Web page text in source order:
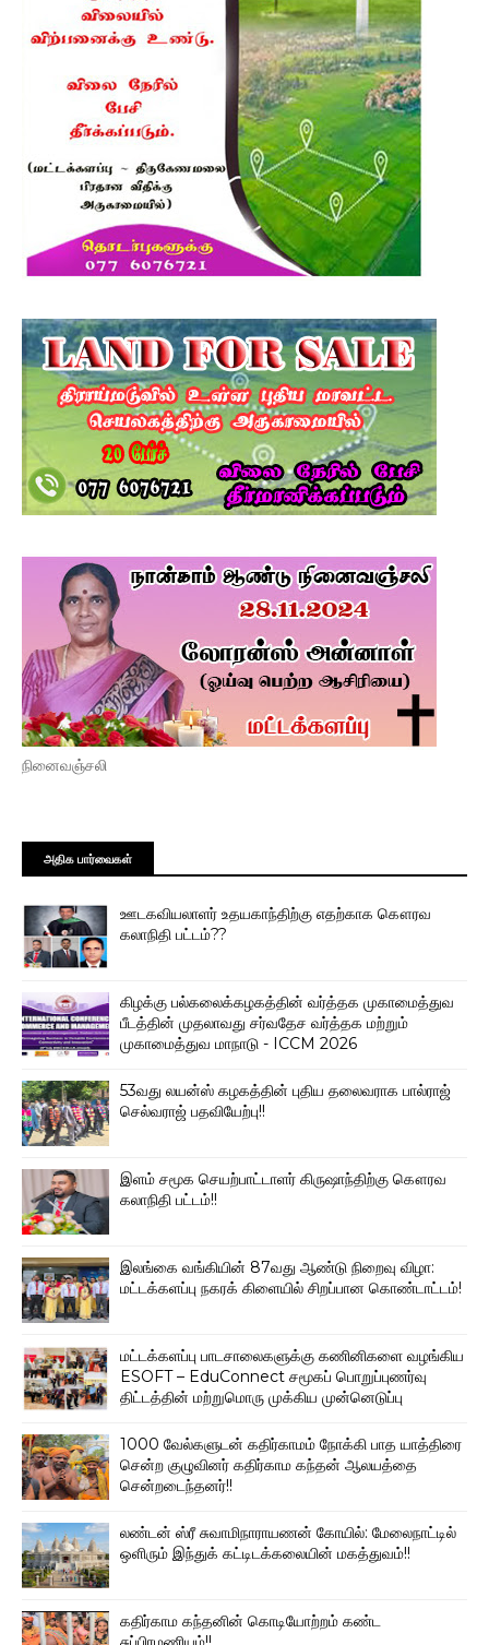
நினைவஞ்சலி
அதிக பார்வைகள்
ஊடகவியலாளர் உதயகாந்திற்கு எதற்காக கௌரவ
கலாநிதி பட்டம்??
கிழக்கு பல்கலைக்கழகத்தின் வர்த்தக முகாமைத்துவ
பீடத்தின் முதலாவது சர்வதேச வர்த்தக மற்றும்
முகாமைத்துவ மாநாடு - ICCM 2026
53வது லயன்ஸ் கழகத்தின் புதிய தலைவராக பால்ராஜ்
செல்வராஜ் பதவியேற்பு!!
இளம் சமூக செயற்பாட்டாளர் கிருஷாந்திற்கு கௌரவ
கலாநிதி பட்டம்!!
இலங்கை வங்கியின் 87வது ஆண்டு நிறைவு விழா:
மட்டக்களப்பு நகரக் கிளையில் சிறப்பான கொண்டாட்டம்!
மட்டக்களப்பு பாடசாலைகளுக்கு கணினிகளை வழங்கிய
ESOFT – EduConnect சமூகப் பொறுப்புணர்வு
திட்டத்தின் மற்றுமொரு முக்கிய முன்னெடுப்பு
1000 வேல்களுடன் கதிர்காமம் நோக்கி பாத யாத்திரை
சென்ற குழுவினர் கதிர்காம கந்தன் ஆலயத்தை
சென்றடைந்தனர்!!
லண்டன் ஸ்ரீ சுவாமிநாராயணன் கோயில்: மேலைநாட்டில்
ஒளிரும் இந்துக் கட்டிடக்கலையின் மகத்துவம்!!
கதிர்காம கந்தனின் கொடியோற்றம் கண்ட